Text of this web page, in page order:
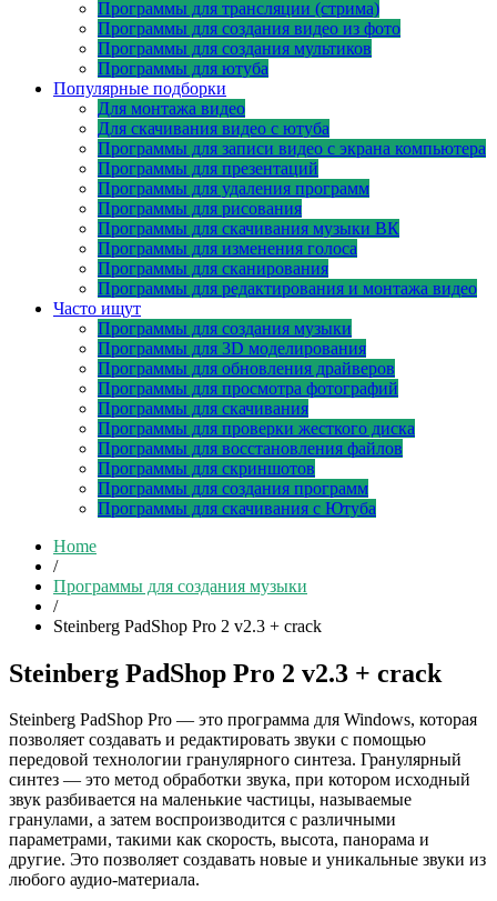
Программы для трансляции (стрима)
Программы для создания видео из фото
Программы для создания мультиков
Программы для ютуба
Популярные подборки
Для монтажа видео
Для скачивания видео с ютуба
Программы для записи видео с экрана компьютера
Программы для презентаций
Программы для удаления программ
Программы для рисования
Программы для скачивания музыки ВК
Программы для изменения голоса
Программы для сканирования
Программы для редактирования и монтажа видео
Часто ищут
Программы для создания музыки
Программы для 3D моделирования
Программы для обновления драйверов
Программы для просмотра фотографий
Программы для скачивания
Программы для проверки жесткого диска
Программы для восстановления файлов
Программы для скриншотов
Программы для создания программ
Программы для скачивания с Ютуба
Home
/
Программы для создания музыки
/
Steinberg PadShop Pro 2 v2.3 + crack
Steinberg PadShop Pro 2 v2.3 + crack
Steinberg PadShop Pro — это программа для Windows, которая
позволяет создавать и редактировать звуки с помощью
передовой технологии гранулярного синтеза. Гранулярный
синтез — это метод обработки звука, при котором исходный
звук разбивается на маленькие частицы, называемые
гранулами, а затем воспроизводится с различными
параметрами, такими как скорость, высота, панорама и
другие. Это позволяет создавать новые и уникальные звуки из
любого аудио-материала.